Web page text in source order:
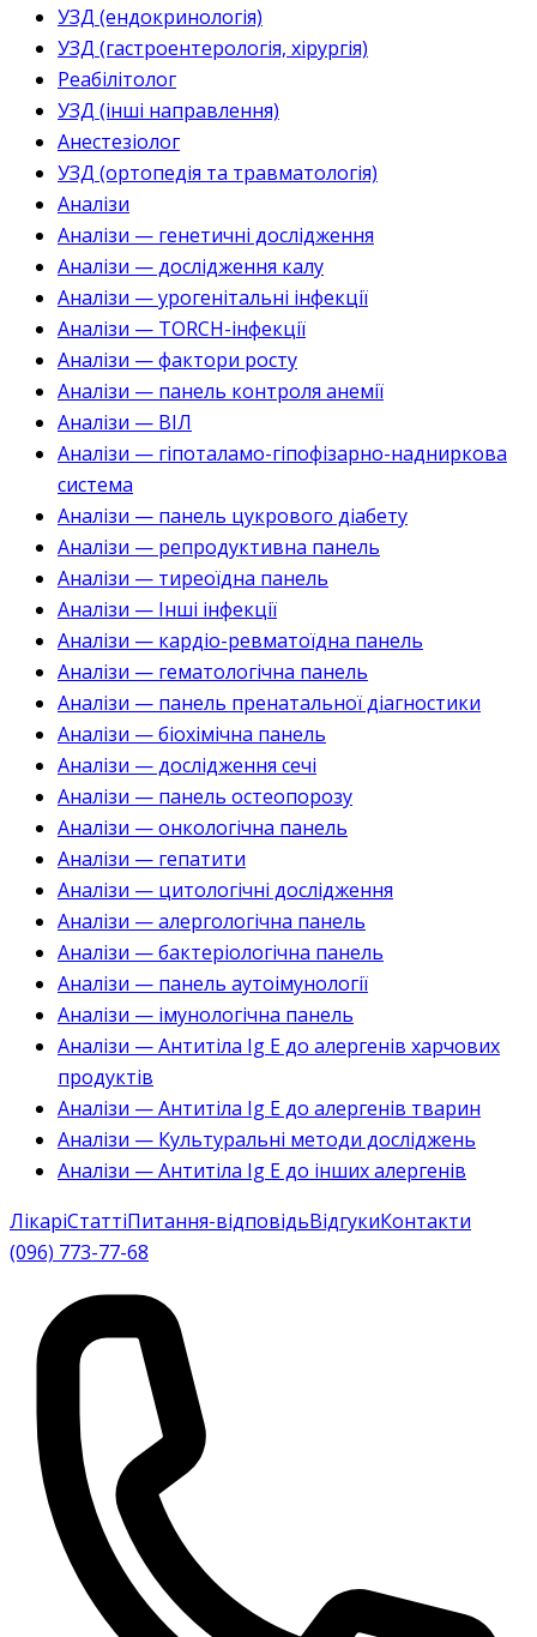
УЗД (ендокринологія)
УЗД (гастроентерологія, хірургія)
Реабілітолог
УЗД (інші направлення)
Анестезіолог
УЗД (ортопедія та травматологія)
Аналізи
Аналізи — генетичні дослідження
Аналізи — дослідження калу
Аналізи — урогенітальні інфекції
Аналізи — TORCH-інфекції
Аналізи — фактори росту
Аналізи — панель контроля анемії
Аналізи — ВІЛ
Аналізи — гіпоталамо-гіпофізарно-надниркова
система
Аналізи — панель цукрового діабету
Аналізи — репродуктивна панель
Аналізи — тиреоїдна панель
Аналізи — Інші інфекції
Аналізи — кардіо-ревматоїдна панель
Аналізи — гематологічна панель
Аналізи — панель пренатальної діагностики
Аналізи — біохімічна панель
Аналізи — дослідження сечі
Аналізи — панель остеопорозу
Аналізи — онкологічна панель
Аналізи — гепатити
Аналізи — цитологічні дослідження
Аналізи — алергологічна панель
Аналізи — бактеріологічна панель
Аналізи — панель аутоімунології
Аналізи — імунологічна панель
Аналізи — Антитіла Ig E до алергенів харчових
продуктів
Аналізи — Антитіла Ig E до алергенів тварин
Аналізи — Культуральні методи досліджень
Аналізи — Антитіла Ig E до інших алергенів
ЛікаріСтаттіПитання-відповідьВідгукиКонтакти
(096) 773-77-68